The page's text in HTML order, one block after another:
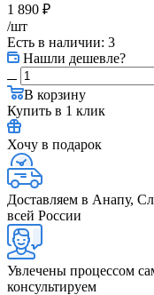
1 890 ₽
/шт
Есть в наличии: 3
Нашли дешевле?
В корзину
Купить в 1 клик
Хочу в подарок
Доставляем в Анапу,
всей России
Увлечены процессом
консультируем